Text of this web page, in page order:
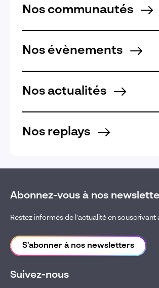
Nos communautés
Nos évènements
Nos actualités
Nos replays
Abonnez-vous à nos
Restez informés de l’actualité en
S'abonner à nos newsletters
Suivez-nous